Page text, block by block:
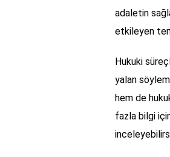
adaletin
etkileyen
Hukuki
yalan
hem de
fazla bilgi